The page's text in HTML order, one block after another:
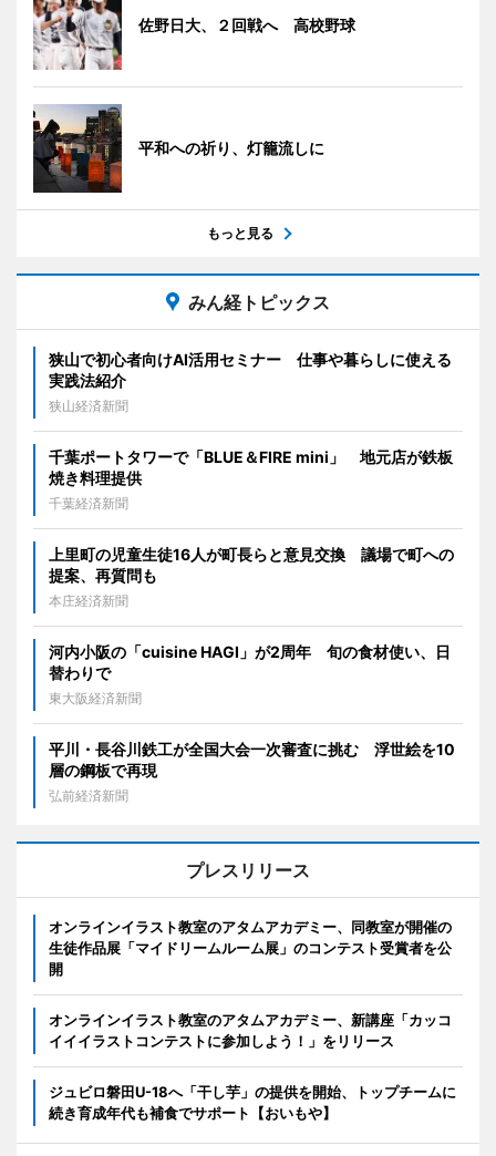
佐野日大、２回戦へ 高校野球
平和への祈り、灯籠流しに
もっと見る
みん経トピックス
狭山で初心者向けAI活用セミナー 仕事や暮らしに使える
実践法紹介
狭山経済新聞
千葉ポートタワーで「BLUE＆FIRE mini」 地元店が鉄板
焼き料理提供
千葉経済新聞
上里町の児童生徒16人が町長らと意見交換 議場で町への
提案、再質問も
本庄経済新聞
河内小阪の「cuisine HAGI」が2周年 旬の食材使い、日
替わりで
東大阪経済新聞
平川・長谷川鉄工が全国大会一次審査に挑む 浮世絵を10
層の鋼板で再現
弘前経済新聞
プレスリリース
オンラインイラスト教室のアタムアカデミー、同教室が開催の
生徒作品展「マイドリームルーム展」のコンテスト受賞者を公
開
オンラインイラスト教室のアタムアカデミー、新講座「カッコ
イイイラストコンテストに参加しよう！」をリリース
ジュビロ磐田U-18へ「干し芋」の提供を開始、トップチームに
続き育成年代も補食でサポート【おいもや】